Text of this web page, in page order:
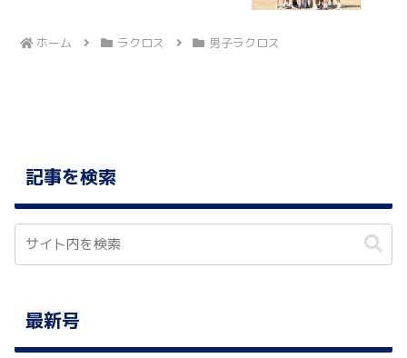
ホーム ラクロス 男子ラクロス
記事を検索
最新号